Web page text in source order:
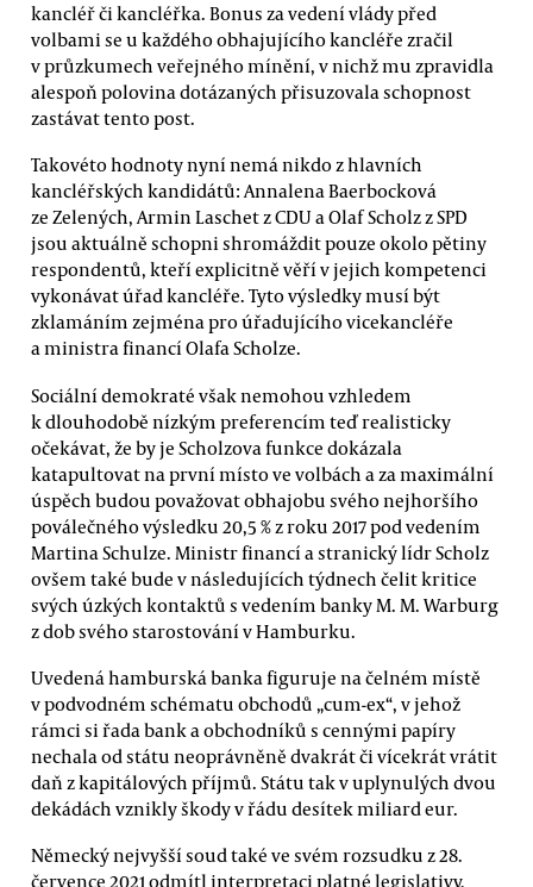
kancléř či kancléřka. Bonus za vedení vlády před
volbami se u každého obhajujícího kancléře zračil
v průzkumech veřejného mínění, v nichž mu zpravidla
alespoň polovina dotázaných přisuzovala schopnost
zastávat tento post.
Takovéto hodnoty nyní nemá nikdo z hlavních
kancléřských kandidátů: Annalena Baerbocková
ze Zelených, Armin Laschet z CDU a Olaf Scholz z SPD
jsou aktuálně schopni shromáždit pouze okolo pětiny
respondentů, kteří explicitně věří v jejich kompetenci
vykonávat úřad kancléře. Tyto výsledky musí být
zklamáním zejména pro úřadujícího vicekancléře
a ministra financí Olafa Scholze.
Sociální demokraté však nemohou vzhledem
k dlouhodobě nízkým preferencím teď realisticky
očekávat, že by je Scholzova funkce dokázala
katapultovat na první místo ve volbách a za maximální
úspěch budou považovat obhajobu svého nejhoršího
poválečného výsledku 20,5 % z roku 2017 pod vedením
Martina Schulze. Ministr financí a stranický lídr Scholz
ovšem také bude v následujících týdnech čelit kritice
svých úzkých kontaktů s vedením banky M. M. Warburg
z dob svého starostování v Hamburku.
Uvedená hamburská banka figuruje na čelném místě
v podvodném schématu obchodů „cum-ex“, v jehož
rámci si řada bank a obchodníků s cennými papíry
nechala od státu neoprávněně dvakrát či vícekrát vrátit
daň z kapitálových příjmů. Státu tak v uplynulých dvou
dekádách vznikly škody v řádu desítek miliard eur.
Německý nejvyšší soud také ve svém rozsudku z 28.
července 2021 odmítl interpretaci platné legislativy,